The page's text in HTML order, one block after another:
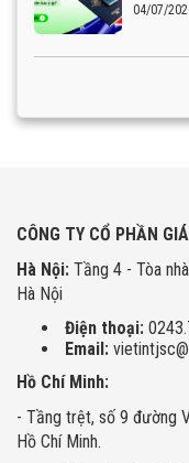
04/07/
CÔNG TY CỔ PHẦN
Hà Nội: Tầng 4 - Tòa
Hà Nội
Điện thoại:
Email:
Hồ Chí Minh:
- Tầng trệt, số 9 đường
Hồ Chí Minh.